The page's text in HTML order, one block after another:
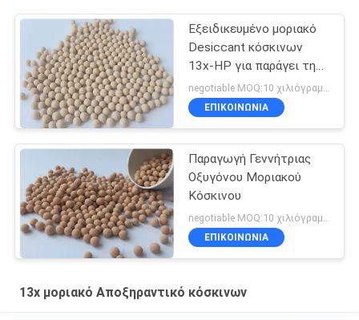
Εξειδικευμένο μοριακό
Desiccant κόσκινων
13x-HP για παράγει την
κατασκευή οξυγόνου
negotiable MOQ:10 χιλιόγραμμα
ΕΠΙΚΟΙΝΩΝΙΑ
Παραγωγή Γεννήτριας
Οξυγόνου Μοριακού
Κόσκινου
negotiable MOQ:10 χιλιόγραμμα
ΕΠΙΚΟΙΝΩΝΙΑ
13x μοριακό Αποξηραντικό κόσκινων